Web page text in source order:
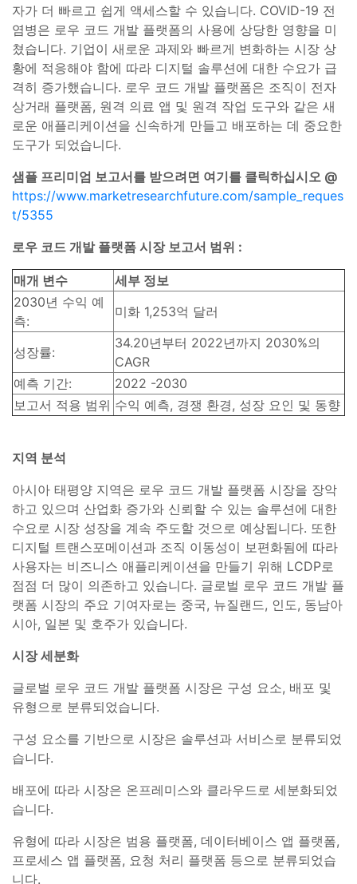
자가 더 빠르고 쉽게 액세스할 수 있습니다. COVID-19 전
염병은 로우 코드 개발 플랫폼의 사용에 상당한 영향을 미
쳤습니다. 기업이 새로운 과제와 빠르게 변화하는 시장 상
황에 적응해야 함에 따라 디지털 솔루션에 대한 수요가 급
격히 증가했습니다. 로우 코드 개발 플랫폼은 조직이 전자
상거래 플랫폼, 원격 의료 앱 및 원격 작업 도구와 같은 새
로운 애플리케이션을 신속하게 만들고 배포하는 데 중요한
도구가 되었습니다.
샘플 프리미엄 보고서를 받으려면 여기를 클릭하십시오 @
https://www.marketresearchfuture.com/sample_reques
t/5355
로우 코드 개발 플랫폼 시장 보고서 범위 :
매개 변수
세부 정보
2030년 수익 예
측:
미화 1,253억 달러
성장률:
34.20년부터 2022년까지 2030%의
CAGR
예측 기간:
2022 -2030
보고서 적용 범위 수익 예측, 경쟁 환경, 성장 요인 및 동향
지역 분석
아시아 태평양 지역은 로우 코드 개발 플랫폼 시장을 장악
하고 있으며 산업화 증가와 신뢰할 수 있는 솔루션에 대한
수요로 시장 성장을 계속 주도할 것으로 예상됩니다. 또한
디지털 트랜스포메이션과 조직 이동성이 보편화됨에 따라
사용자는 비즈니스 애플리케이션을 만들기 위해 LCDP로
점점 더 많이 의존하고 있습니다. 글로벌 로우 코드 개발 플
랫폼 시장의 주요 기여자로는 중국, 뉴질랜드, 인도, 동남아
시아, 일본 및 호주가 있습니다.
시장 세분화
글로벌 로우 코드 개발 플랫폼 시장은 구성 요소, 배포 및
유형으로 분류되었습니다.
구성 요소를 기반으로 시장은 솔루션과 서비스로 분류되었
습니다.
배포에 따라 시장은 온프레미스와 클라우드로 세분화되었
습니다.
유형에 따라 시장은 범용 플랫폼, 데이터베이스 앱 플랫폼,
프로세스 앱 플랫폼, 요청 처리 플랫폼 등으로 분류되었습
니다.